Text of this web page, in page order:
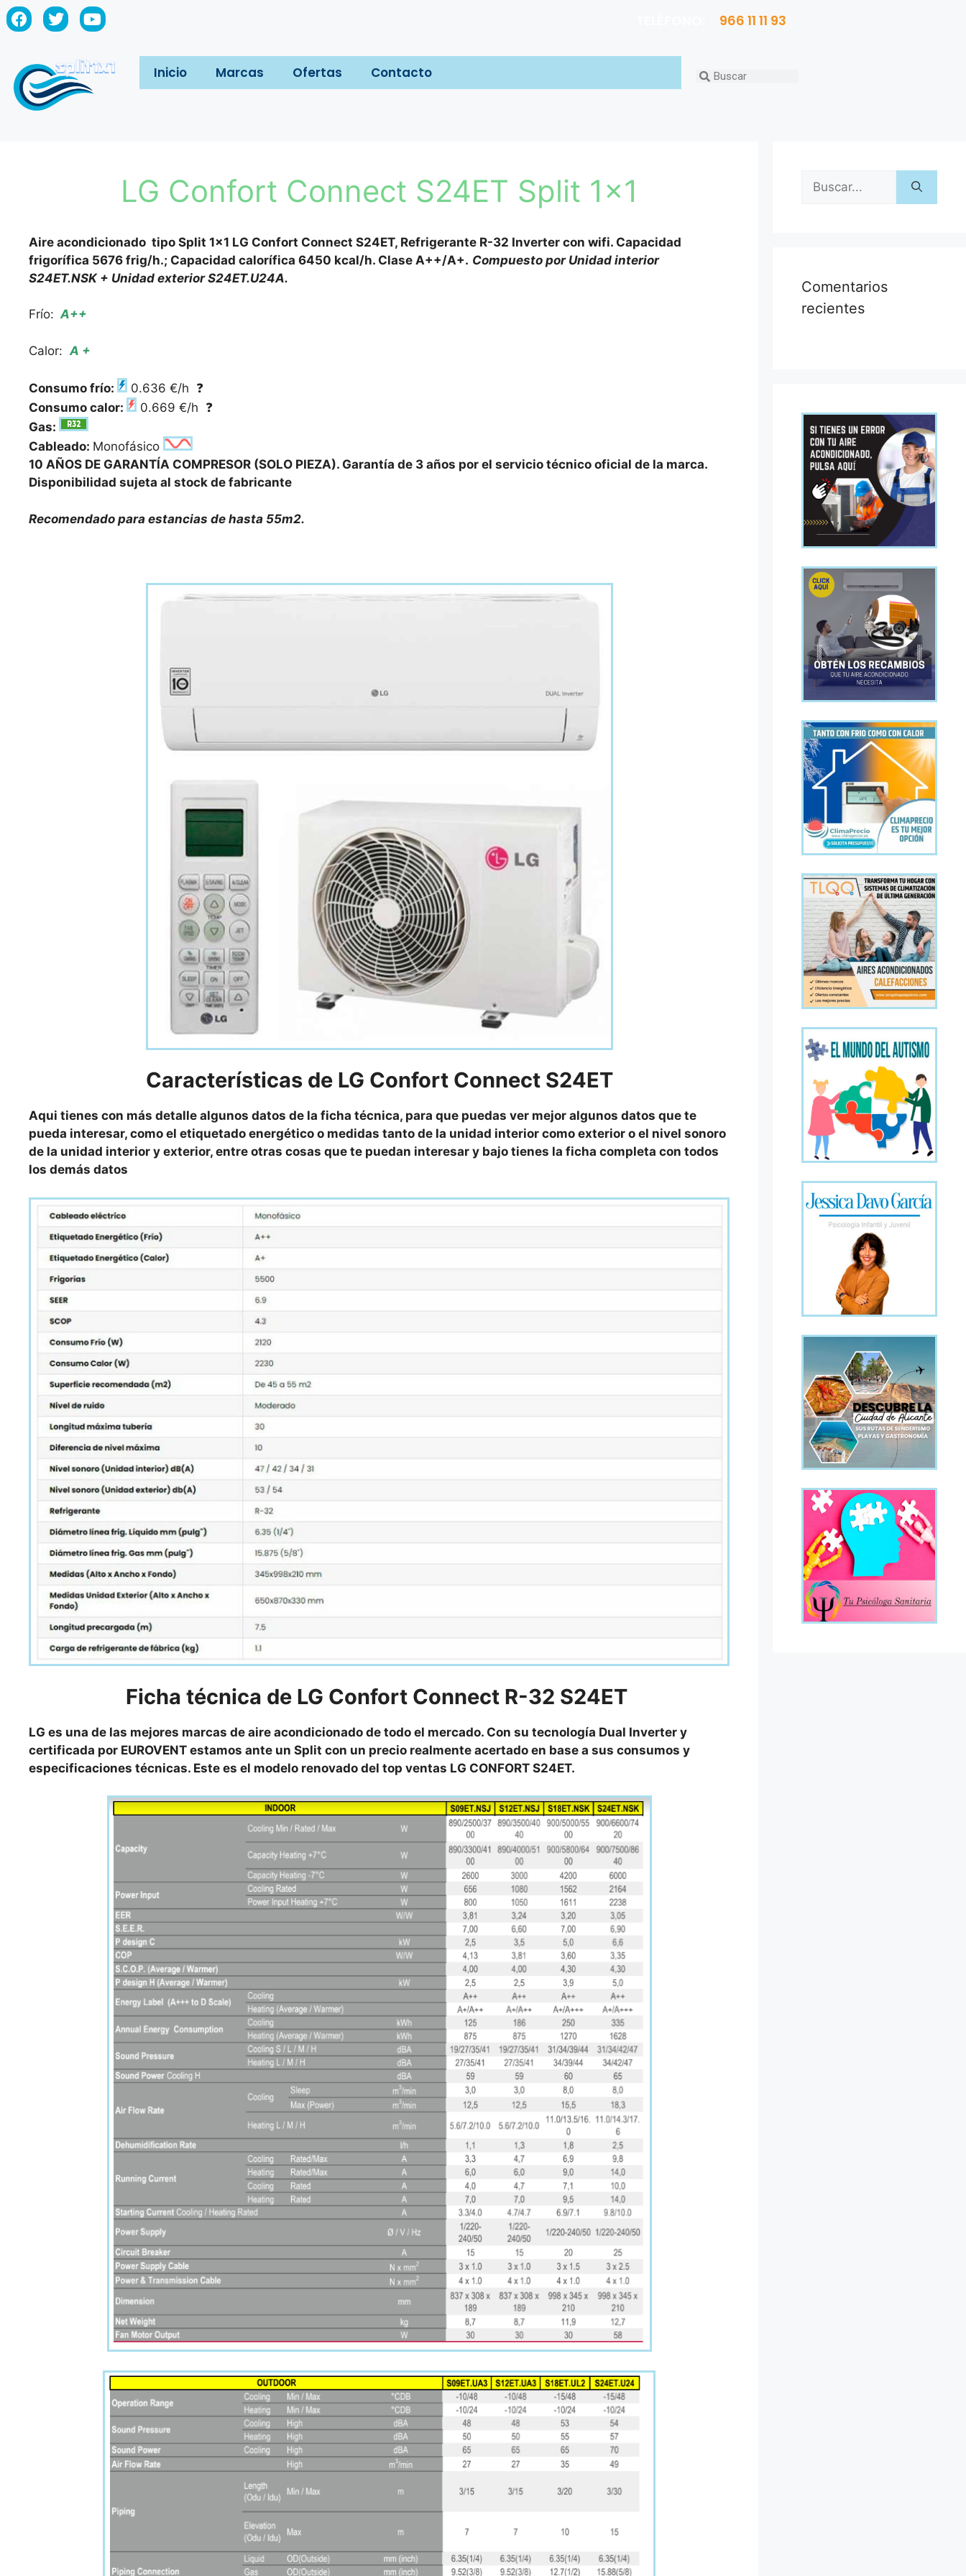
966 11 11 93
Inicio Marcas Ofertas Contacto
LG Confort Connect S24ET Split 1×1
Aire acondicionado tipo Split 1×1 LG Confort Connect S24ET, Refrigerante R-32 Inverter con wifi. Capacidad
frigorífica 5676 frig/h.; Capacidad calorífica 6450 kcal/h. Clase A++/A+. Compuesto por Unidad interior
S24ET.NSK + Unidad exterior S24ET.U24A.
Frío: A++
Calor: A +
Consumo frío: 0.636 €/h ❓
Consumo calor:
0.669 €/h ❓
Gas:
Cableado: Monofásico
10 AÑOS DE GARANTÍA COMPRESOR (SOLO PIEZA). Garantía de 3 años por el servicio técnico oficial de la marca.
Disponibilidad sujeta al stock de fabricante
Recomendado para estancias de hasta 55m2.
Característicasde LG Confort Connect S24ET
Aqui tienes con más detalle algunos datos de la ficha técnica, para que puedas ver mejor algunos datos que te
pueda interesar, como el etiquetado energético o medidas tanto de la unidad interior como exterior o el nivel sonoro
de la unidad interior y exterior, entre otras cosas que te puedan interesar y bajo tienes la ficha completa con todos
los demás datos
Ficha técnica de LG Confort Connect R-32 S24ET
LG es una de las mejores marcas de aire acondicionado de todo el mercado. Con su tecnología Dual Inverter y
certificada por EUROVENT estamos ante un Split con un precio realmente acertado en base a sus consumos y
especificaciones técnicas. Este es el modelo renovado del top ventas LG CONFORT S24ET.
Comentarios
recientes